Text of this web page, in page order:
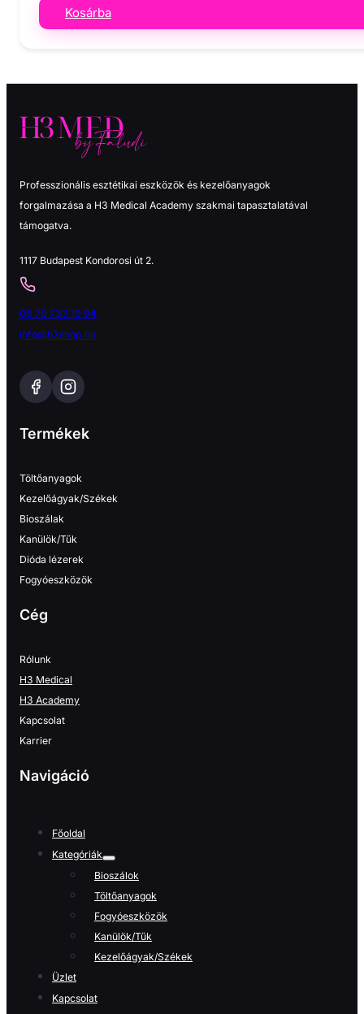
was:
1
700 Ft.
Kosárba
Professzionális esztétikai eszközök és kezelőanyagok
forgalmazása a H3 Medical Academy szakmai tapasztalatával
támogatva.
1117 Budapest Kondorosi út 2.
06 70 733 19 94
info@h3shop.hu
Termékek
Töltőanyagok
Kezelőágyak/Székek
Bioszálak
Kanülök/Tűk
Dióda lézerek
Fogyóeszközök
Cég
Rólunk
H3 Medical
H3 Academy
Kapcsolat
Karrier
Navigáció
Főoldal
Kategóriák
Bioszálok
Töltőanyagok
Fogyóeszközök
Kanülök/Tűk
Kezelőágyak/Székek
Üzlet
Kapcsolat